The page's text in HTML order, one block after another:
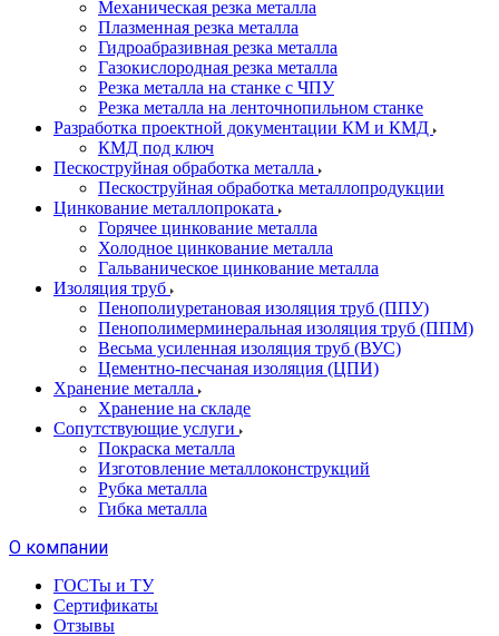
Механическая резка металла
Плазменная резка металла
Гидроабразивная резка металла
Газокислородная резка металла
Резка металла на станке с ЧПУ
Резка металла на ленточнопильном станке
Разработка проектной документации КМ и КМД
КМД под ключ
Пескоструйная обработка металла
Пескоструйная обработка металлопродукции
Цинкование металлопроката
Горячее цинкование металла
Холодное цинкование металла
Гальваническое цинкование металла
Изоляция труб
Пенополиуретановая изоляция труб (ППУ)
Пенополимерминеральная изоляция труб (ППМ)
Весьма усиленная изоляция труб (ВУС)
Цементно-песчаная изоляция (ЦПИ)
Хранение металла
Хранение на складе
Сопутствующие услуги
Покраска металла
Изготовление металлоконструкций
Рубка металла
Гибка металла
О компании
ГОСТы и ТУ
Сертификаты
Отзывы